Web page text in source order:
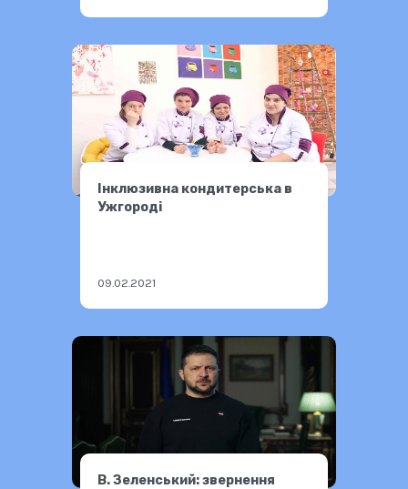
Інклюзивна кондитерська в
Ужгороді
09.02.2021
В. Зеленський: звернення